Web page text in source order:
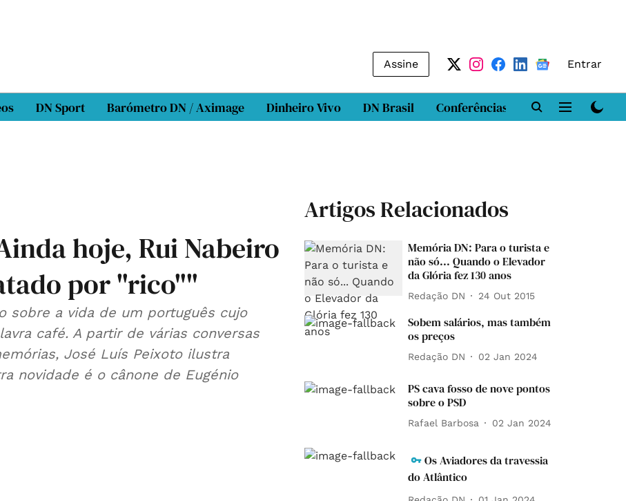
Assine Entrar
DN Sport Barómetro DN / Aximage Dinheiro Vivo DN Brasil Conferências DN LAB
hoje, Rui Nabeiro
por "rico""
sobre a vida de um português cujo
café. A partir de várias conversas
José Luís Peixoto ilustra
novidade é o cânone de Eugénio
Artigos Relacionados
Memória DN: Para o turista e
não só... Quando o Elevador
da Glória fez 130 anos
Redação DN 24 Out 2015
Sobem salários, mas também
os preços
Redação DN 02 Jan 2024
PS cava fosso de nove pontos
sobre o PSD
Rafael Barbosa 02 Jan 2024
Os Aviadores da travessia
do Atlântico